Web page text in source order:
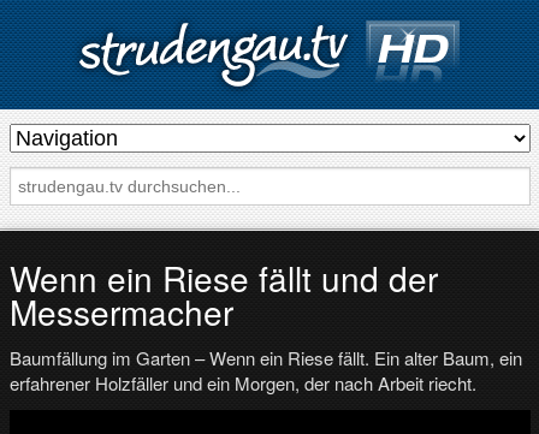
s
t
r
u
d
e
n
g
a
Wenn ein Riese fällt und der
Messermacher
Baumfällung im Garten – Wenn ein Riese fällt. Ein alter Baum, ein
erfahrener Holzfäller und ein Morgen, der nach Arbeit riecht.